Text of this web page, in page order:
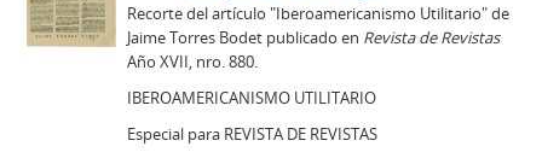
Recorte del artículo "Iberoamericanismo Utilitario" de
Jaime Torres Bodet publicado en Revista de Revistas
Año XVII, nro. 880.
IBEROAMERICANISMO UTILITARIO
Especial para REVISTA DE REVISTAS